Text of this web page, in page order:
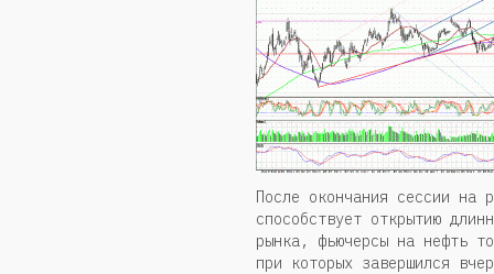
После окончания сессии на
способствует открытию
рынка, фьючерсы на нефть
при которых завершился